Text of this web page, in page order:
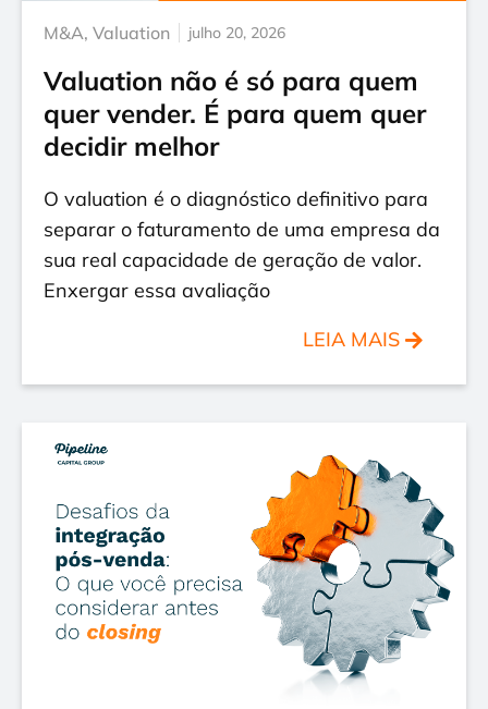
M&A, Valuation julho 20, 2026
Valuation não é só para quem
quer vender. É para quem quer
decidir melhor
O valuation é o diagnóstico definitivo para
separar o faturamento de uma empresa da
sua real capacidade de geração de valor.
Enxergar essa avaliação
LEIA MAIS